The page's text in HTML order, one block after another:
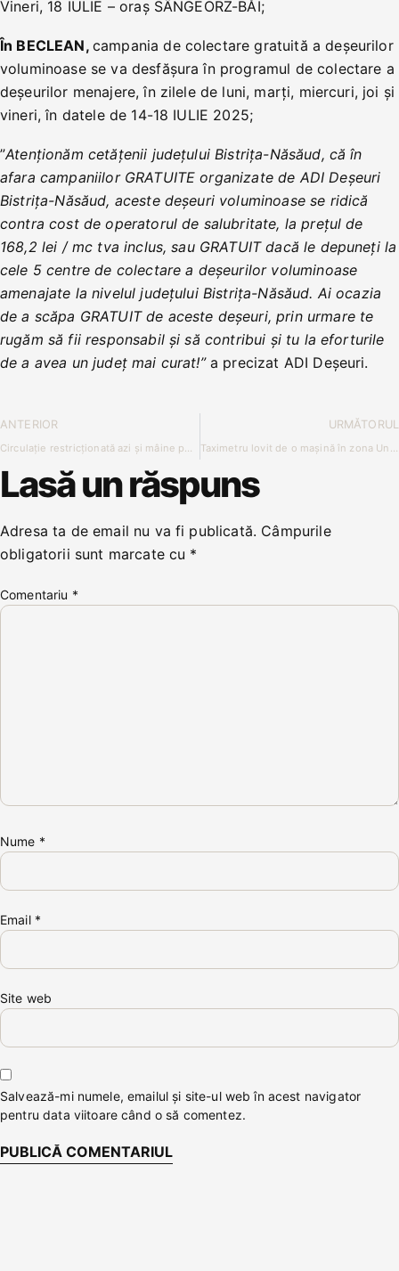
Vineri, 18 IULIE – oraș SÂNGEORZ-BĂI;
În BECLEAN, campania de colectare gratuită a deșeurilor
voluminoase se va desfășura în programul de colectare a
deșeurilor menajere, în zilele de luni, marți, miercuri, joi și
vineri, în datele de 14-18 IULIE 2025;
”Atenționăm cetățenii județului Bistrița-Năsăud, că în
afara campaniilor GRATUITE organizate de ADI Deșeuri
Bistrița-Năsăud, aceste deșeuri voluminoase se ridică
contra cost de operatorul de salubritate, la prețul de
168,2 lei / mc tva inclus, sau GRATUIT dacă le depuneți la
cele 5 centre de colectare a deșeurilor voluminoase
amenajate la nivelul județului Bistrița-Năsăud. Ai ocazia
de a scăpa GRATUIT de aceste deșeuri, prin urmare te
rugăm să fii responsabil și să contribui și tu la eforturile
de a avea un județ mai curat!”a precizat ADI Deșeuri.
ANTERIOR
Circulație restricționată azi și mâine pe o stradă centrală din Bistrița. Se circulă greu și pe Bulevardul Republicii.
URMĂTORUL
Taximetru lovit de o mașină în zona Unității Militare. Clienta și șoferul au fost răniți
Lasă un răspuns
Adresa ta de email nu va fi publicată. Câmpurile
obligatorii sunt marcate cu *
Comentariu *
Nume *
Email *
Site web
Salvează-mi numele, emailul și site-ul web în acest navigator
pentru data viitoare când o să comentez.